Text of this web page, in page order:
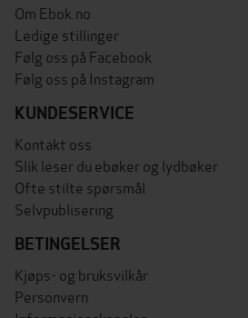
Om Ebok.no
Ledige stillinger
Følg oss på Facebook
Følg oss på Instagram
KUNDESERVICE
Kontakt oss
Slik leser du ebøker og lydbøker
Ofte stilte spørsmål
Selvpublisering
BETINGELSER
Kjøps- og bruksvilkår
Personvern